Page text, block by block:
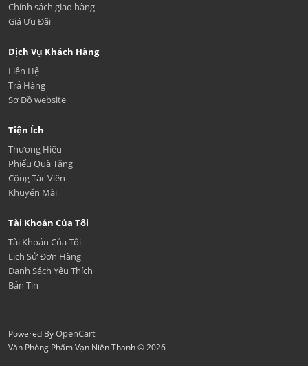
Chính sách giao hàng
Giá Ưu Đãi
Dịch Vụ Khách Hàng
Liên Hệ
Trả Hàng
Sơ Đồ website
Tiện Ích
Thương Hiệu
Phiếu Quà Tặng
Cộng Tác Viên
Khuyến Mãi
Tài Khoản Của Tôi
Tài Khoản Của Tôi
Lịch Sử Đơn Hàng
Danh Sách Yêu Thích
Bản Tin
Powered ByOpenCart
Văn Phòng Phẩm Vạn Niên Thanh © 2026